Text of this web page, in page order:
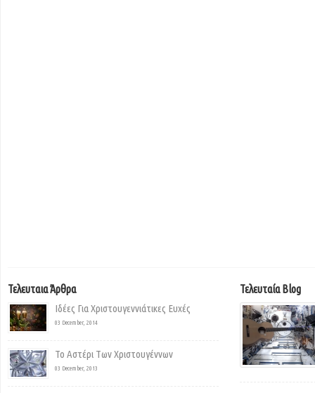
Τελευταια Άρθρα
Ιδέες Για Χριστουγεννιάτικες Ευχές
03 December, 2014
Το Αστέρι Των Χριστουγέννων
03 December, 2013
Τελευταία Blog